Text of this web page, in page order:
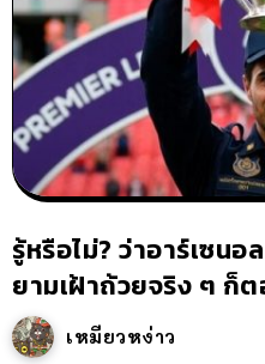
รู้หรือไม่? ว่าอาร์เซนอ
ยามเฝ้าถ้วยจริง ๆ ก็
เหมียวหง่าว